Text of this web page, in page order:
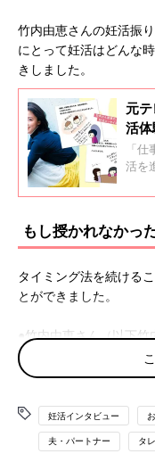
竹内由恵さんの妊活振
にとって妊活はどんな
きしました。
元
活体
「
活を
して
さん
「結
の
お聞
もし授かれなかっ
タイミング法を続ける
とができました。
●竹内由恵さん（以下
はうれしかったけれど
た。妊娠初期は流産の
うどそのころだった夫
た。夫のうれしそうな
けど、よかった〜』と
妊活インタビュー
夫・パートナー タ